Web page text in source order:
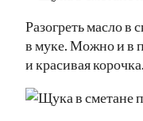
Разогреть масло в
в муке. Можно и в
и красивая корочка.